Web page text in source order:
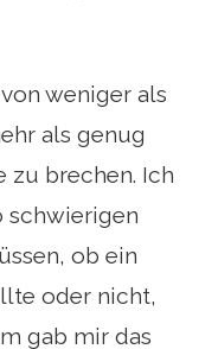
weniger als
als genug
zu brechen. Ich
schwierigen
ob ein
oder nicht,
gab mir das